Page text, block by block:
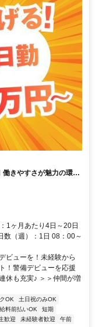
きやすさが魅力の環境
能！日払いもOK！】
期もOK！あなたのラ
験者大歓迎！年代幅広
1ヶ月あたり4日～20日
数（週）：1日 08：00～
ビューを！未経験から
！警備デビューを応援
休も充実♪ ＞＞仲間が増
OK
土日祝のみOK
給料前払いOK
短期
歓迎 未経験者歓迎
午前